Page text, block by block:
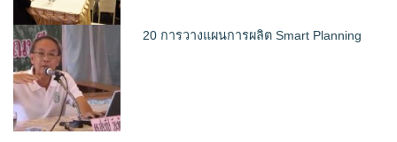
20 การวางแผนการผลิต Smart Planning